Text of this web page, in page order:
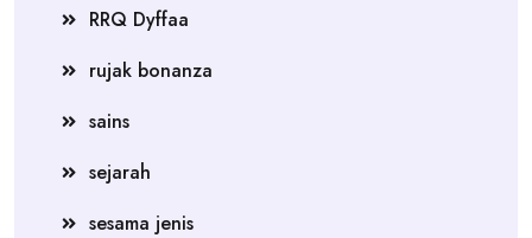
RRQ Dyffaa
rujak bonanza
sains
sejarah
sesama jenis